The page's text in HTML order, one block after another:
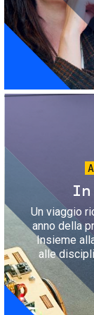
Un viaggio
anno della
Insieme
alle